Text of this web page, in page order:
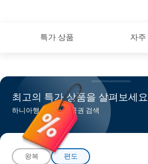
특가 상품 자주
최고의 특가 상품을 살펴보세요
하니아행 최저가 항공권 검색
왕복 편도